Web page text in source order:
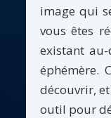
image qui
vous êtes
existant
éphémère.
découvrir,
outil pour